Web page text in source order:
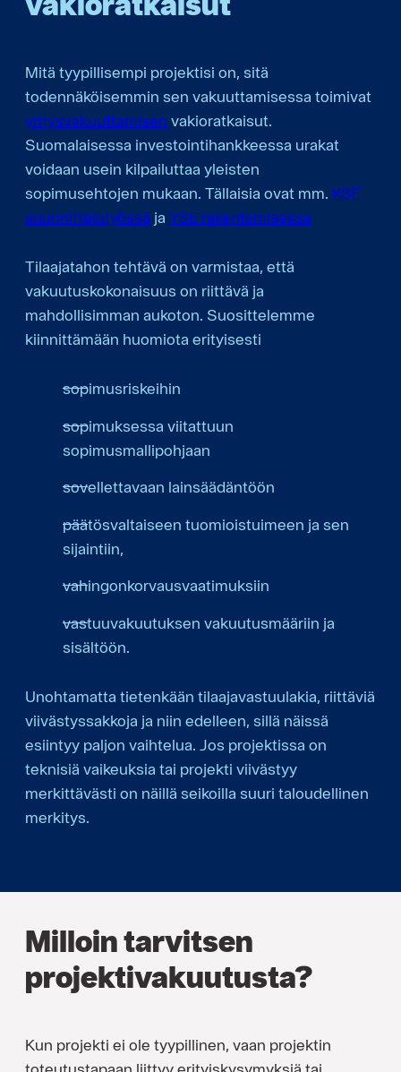
Mitä tyypillisempi projektisi on, sitä
todennäköisemmin sen vakuuttamisessa toimivat
yritysvakuuttamisen vakioratkaisut.
Suomalaisessa investointihankkeessa urakat
voidaan usein kilpailuttaa yleisten
sopimusehtojen mukaan. Tällaisia ovat mm. KSE
suunnittelutyössä ja YSE rakentamisessa
Tilaajatahon tehtävä on varmistaa, että
vakuutuskokonaisuus on riittävä ja
mahdollisimman aukoton. Suosittelemme
kiinnittämään huomiota erityisesti
sopimusriskeihin
sopimuksessa viitattuun
sopimusmallipohjaan
sovellettavaan lainsäädäntöön
päätösvaltaiseen tuomioistuimeen ja sen
sijaintiin,
vahingonkorvausvaatimuksiin
vastuuvakuutuksen vakuutusmääriin ja
sisältöön.
Unohtamatta tietenkään tilaajavastuulakia, riittäviä
viivästyssakkoja ja niin edelleen, sillä näissä
esiintyy paljon vaihtelua. Jos projektissa on
teknisiä vaikeuksia tai projekti viivästyy
merkittävästi on näillä seikoilla suuri taloudellinen
merkitys.
Milloin tarvitsen
projektivakuutusta?
Kun projekti ei ole tyypillinen, vaan projektin